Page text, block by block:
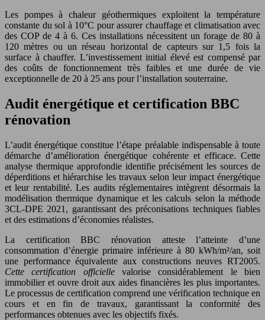
Les pompes à chaleur géothermiques exploitent la température
constante du sol à 10°C pour assurer chauffage et climatisation avec
des COP de 4 à 6. Ces installations nécessitent un forage de 80 à
120 mètres ou un réseau horizontal de capteurs sur 1,5 fois la
surface à chauffer. L’investissement initial élevé est compensé par
des coûts de fonctionnement très faibles et une durée de vie
exceptionnelle de 20 à 25 ans pour l’installation souterraine.
Audit énergétique et certification BBC
rénovation
L’audit énergétique constitue l’étape préalable indispensable à toute
démarche d’amélioration énergétique cohérente et efficace. Cette
analyse thermique approfondie identifie précisément les sources de
déperditions et hiérarchise les travaux selon leur impact énergétique
et leur rentabilité. Les audits réglementaires intègrent désormais la
modélisation thermique dynamique et les calculs selon la méthode
3CL-DPE 2021, garantissant des préconisations techniques fiables
et des estimations d’économies réalistes.
La certification BBC rénovation atteste l’atteinte d’une
consommation d’énergie primaire inférieure à 80 kWh/m²/an, soit
une performance équivalente aux constructions neuves RT2005.
Cette certification officiellevalorise considérablement le bien
immobilier et ouvre droit aux aides financières les plus importantes.
Le processus de certification comprend une vérification technique en
cours et en fin de travaux, garantissant la conformité des
performances obtenues avec les objectifs fixés.